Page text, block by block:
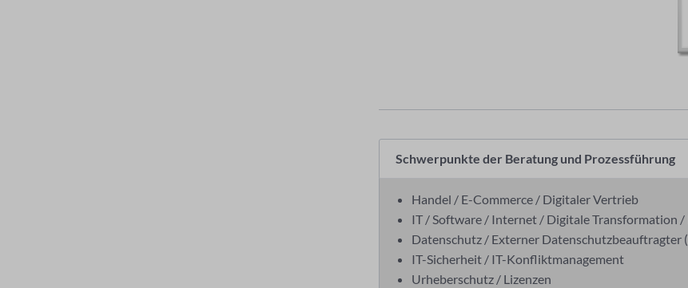
Schwerpunkte der Beratung und Prozessführung
Handel / E-Commerce / Digitaler Vertrieb
IT / Software / Internet / Digitale Transformation
Datenschutz / Externer Datenschutzbeauftragter
IT-Sicherheit / IT-Konfliktmanagement
Urheberschutz / Lizenzen